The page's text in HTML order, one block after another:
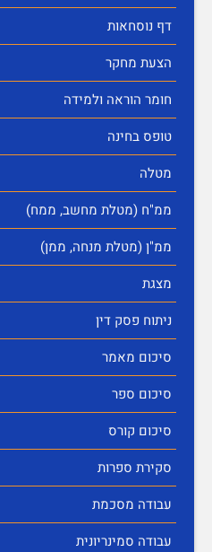
דף נוסחאות
הצעת מחקר
חומר הוראה ולמידה
טופס בחינה
מטלה
ממ"ח (מטלת מחשב, ממח)
ממ"ן (מטלת מנחה, ממן)
מצגת
ניתוח פסק דין
סיכום מאמר
סיכום ספר
סיכום קורס
סקירת ספרות
עבודה מסכמת
עבודה סמינריונית